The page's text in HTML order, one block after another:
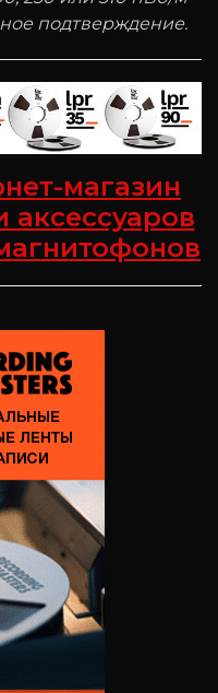
подтверждение.
магазин
аксессуаров